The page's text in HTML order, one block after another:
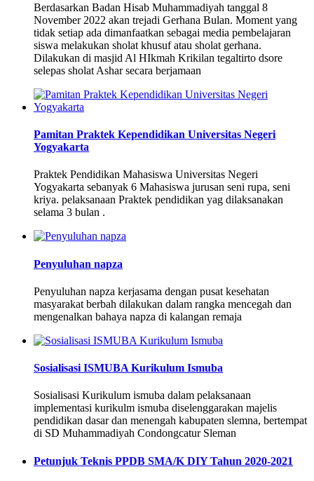
Berdasarkan Badan Hisab Muhammadiyah tanggal 8
November 2022 akan trejadi Gerhana Bulan. Moment yang
tidak setiap ada dimanfaatkan sebagai media pembelajaran
siswa melakukan sholat khusuf atau sholat gerhana.
Dilakukan di masjid Al HIkmah Krikilan tegaltirto dsore
selepas sholat Ashar secara berjamaan
Pamitan Praktek Kependidikan Universitas Negeri
Yogyakarta
Praktek Pendidikan Mahasiswa Universitas Negeri
Yogyakarta sebanyak 6 Mahasiswa jurusan seni rupa, seni
kriya. pelaksanaan Praktek pendidikan yag dilaksanakan
selama 3 bulan .
Penyuluhan napza
Penyuluhan napza kerjasama dengan pusat kesehatan
masyarakat berbah dilakukan dalam rangka mencegah dan
mengenalkan bahaya napza di kalangan remaja
Sosialisasi ISMUBA Kurikulum Ismuba
Sosialisasi Kurikulum ismuba dalam pelaksanaan
implementasi kurikulm ismuba diselenggarakan majelis
pendidikan dasar dan menengah kabupaten slemna, bertempat
di SD Muhammadiyah Condongcatur Sleman
Petunjuk Teknis PPDB SMA/K DIY Tahun 2020-2021